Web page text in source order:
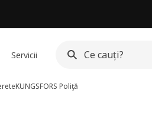
Servicii
KUNGSFORS Poliţă